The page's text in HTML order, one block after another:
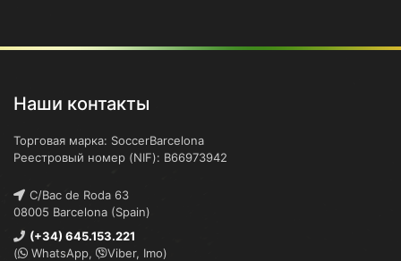
Наши контакты
Торговая марка: SoccerBarcelona
Реестровый номер (NIF): B66973942
C/Bac de Roda 63
08005 Barcelona (Spain)
(+34) 645.153.221
(
WhatsApp,
Viber, Imo)